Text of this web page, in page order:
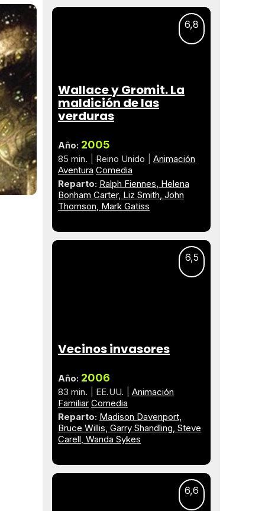
6,8
Wallace y Gromit. La
maldición de las
verduras
Año: 2005
85 min. Reino Unido
Animación
Aventura Comedia
Reparto: Ralph Fiennes Helena
Bonham Carter Liz Smith John
Thomson Mark Gatiss
6,5
Vecinos invasores
Año: 2006
83 min. EE.UU.
Animación
Familiar Comedia
Reparto: Madison Davenport
Bruce Willis Garry Shandling Steve
Carell Wanda Sykes
6,6